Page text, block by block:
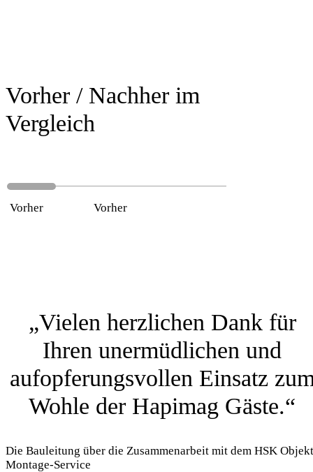
Vorher / Nachher im
Vergleich
Vorher Vorher
„Vielen herzlichen Dank für
Ihren unermüdlichen und
aufopferungsvollen Einsatz
Wohle der Hapimag Gäste.“
Die Bauleitung über die Zusammenarbeit mit dem HSK
Montage-Service